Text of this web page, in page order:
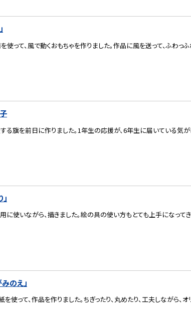
って、風で動くおもちゃを作りました。作品に風を送って、ふわっふ
る旗を前日に作りました。1年生の応援が、6年生に届いている気が
使いながら、描きました。絵の具の使い方もとても上手になってき
のえ」
って、作品を作りました。ちぎったり、丸めたり、工夫しながら、